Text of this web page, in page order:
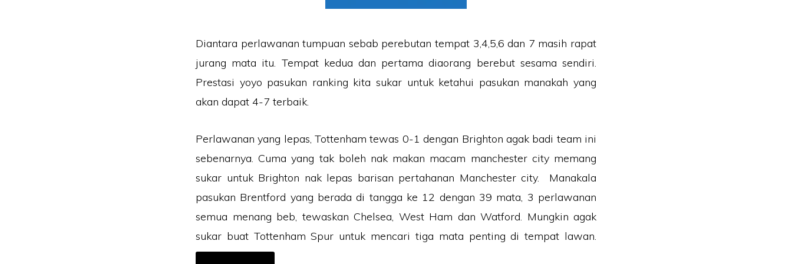
Diantara perlawanan tumpuan sebab perebutan tempat 3,4,5,6 dan 7 masih rapat
jurang mata itu. Tempat kedua dan pertama diaorang berebut sesama sendiri.
Prestasi yoyo pasukan ranking kita sukar untuk ketahui pasukan manakah yang
akan dapat 4-7 terbaik.
Perlawanan yang lepas, Tottenham tewas 0-1 dengan Brighton agak badi team ini
sebenarnya. Cuma yang tak boleh nak makan macam manchester city memang
sukar untuk Brighton nak lepas barisan pertahanan Manchester city. Manakala
pasukan Brentford yang berada di tangga ke 12 dengan 39 mata, 3 perlawanan
semua menang beb, tewaskan Chelsea, West Ham dan Watford. Mungkin agak
sukar buat Tottenham Spur untuk mencari tiga mata penting di tempat lawan.